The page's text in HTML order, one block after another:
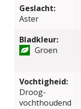
Geslacht:
Aster
Bladkleur:
Groen
Vochtigheid:
Droog-
vochthoudend